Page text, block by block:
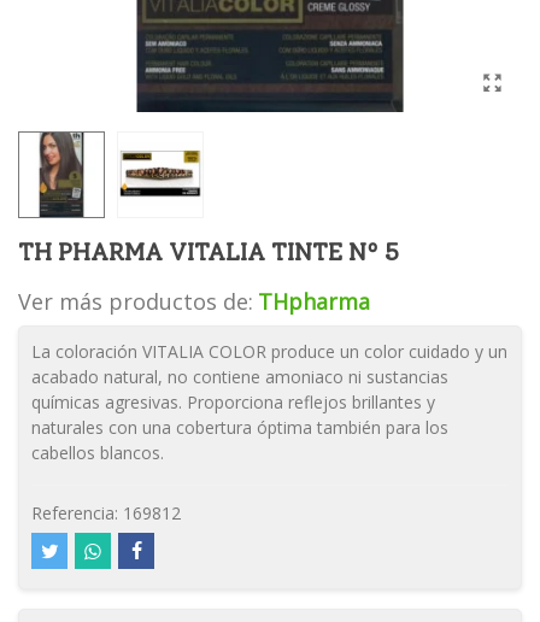
TH PHARMA VITALIA TINTE Nº 5
Ver más productos de: THpharma
La coloración VITALIA COLOR produce un color cuidado y un
acabado natural, no contiene amoniaco ni sustancias
químicas agresivas. Proporciona reflejos brillantes y
naturales con una cobertura óptima también para los
cabellos blancos.
Referencia: 169812